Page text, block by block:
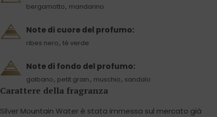
bergamotto, mandarino
Note di cuore del profumo:
ribes nero, tè verde
Note di fondo del profumo:
galbano, petit grain , muschio, sandalo
Carattere della fragranza
Silver Mountain Water è stata immessa sul mercato già